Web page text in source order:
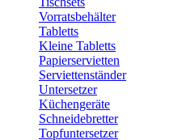
Vorratsbehälter
Tabletts
Kleine Tabletts
Papierservietten
Serviettenständer
Untersetzer
Küchengeräte
Schneidebretter
Topfuntersetzer